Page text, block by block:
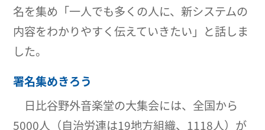
名を集め「一人でも多くの人に、新システムの
内容をわかりやすく伝えていきたい」と話しま
した。
署名集めきろう
日比谷野外音楽堂の大集会には、全国から
5000人（自治労連は19地方組織、1118人）が